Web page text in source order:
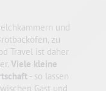
und
zu
Travel ist daher
Viele kleine
- so lassen
Gast und